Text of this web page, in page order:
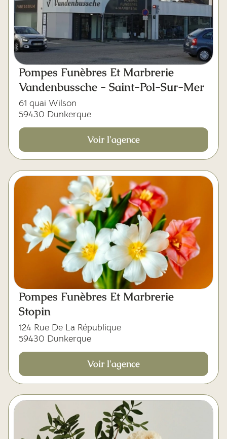
Pompes Funèbres Et Marbrerie
Vandenbussche - Saint-Pol-Sur-Mer
61 quai Wilson
59430 Dunkerque
Voir l'agence
Pompes Funèbres Et Marbrerie
Stopin
124 Rue De La République
59430 Dunkerque
Voir l'agence